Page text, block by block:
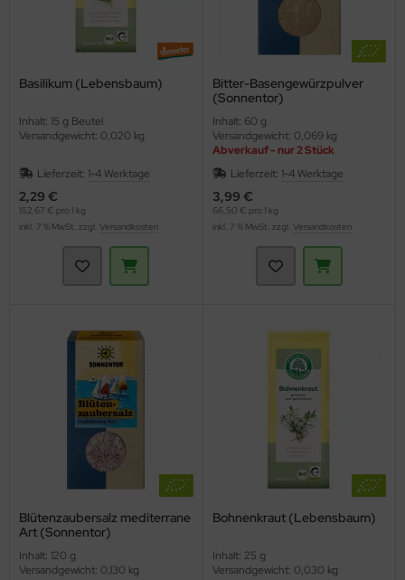
Basilikum (Lebensbaum)
Inhalt: 15 g Beutel
Versandgewicht: 0,020 kg
Lieferzeit: 1-4 Werktage
2,29 €
152,67 € pro 1 kg
inkl. 7 % MwSt. zzgl. Versandkosten
Bitter-Basengewürzpulver
(Sonnentor)
Inhalt: 60 g
Versandgewicht: 0,069 kg
Abverkauf - nur 2 Stück
Lieferzeit: 1-4 Werktage
3,99 €
66,50 € pro 1 kg
inkl. 7 % MwSt. zzgl. Versandkosten
Blütenzaubersalz mediterrane
Art (Sonnentor)
Inhalt: 120 g
Versandgewicht: 0,130 kg
Bohnenkraut (Lebensbaum)
Inhalt: 25 g
Versandgewicht: 0,030 kg